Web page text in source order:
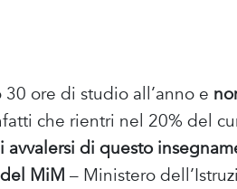
ore di studio all’anno e
che rientri nel 20% del
avvalersi di questo
del MiM– Ministero